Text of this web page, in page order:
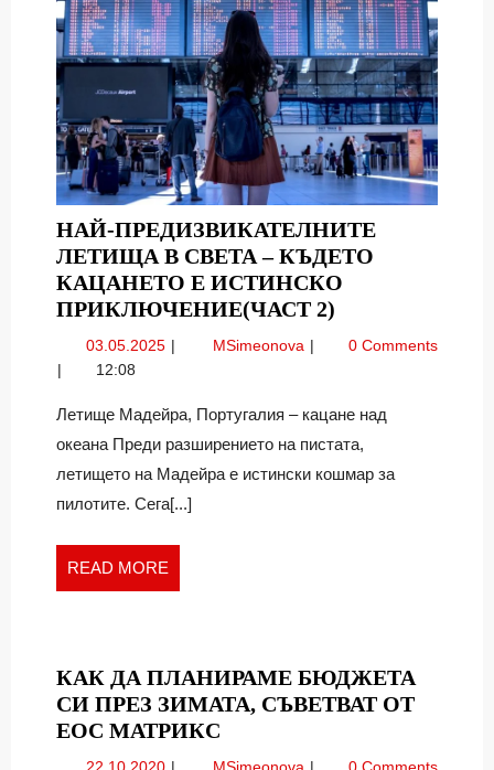
НАЙ-ПРЕДИЗВИКАТЕЛНИТЕ
ЛЕТИЩА В СВЕТА – КЪДЕТО
КАЦАНЕТО Е ИСТИНСКО
ПРИКЛЮЧЕНИЕ(ЧАСТ 2)
СВЕТА
–
КЪДЕТО
03.05.2025 03.05.2025MSimeonova Най-
в
където
0 Comments
12:08
Летище Мадейра, Португалия – кацане над
океана Преди разширението на пистата,
летището на Мадейра е истински кошмар за
пилотите. Сега[...]
READ MORE
MORE
КАК ДА ПЛАНИРАМЕ БЮДЖЕТА
СИ ПРЕЗ ЗИМАТА, СЪВЕТВАТ ОТ
ЕОС МАТРИКС
ДА
22.10.2020 22.10.2020MSimeonova Как
0 Comments